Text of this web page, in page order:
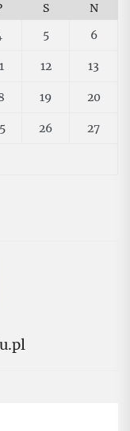
S
N
5 6
12 13
19 20
26 27